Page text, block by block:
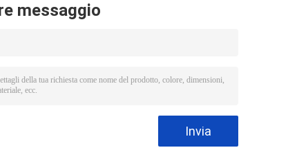
messaggio